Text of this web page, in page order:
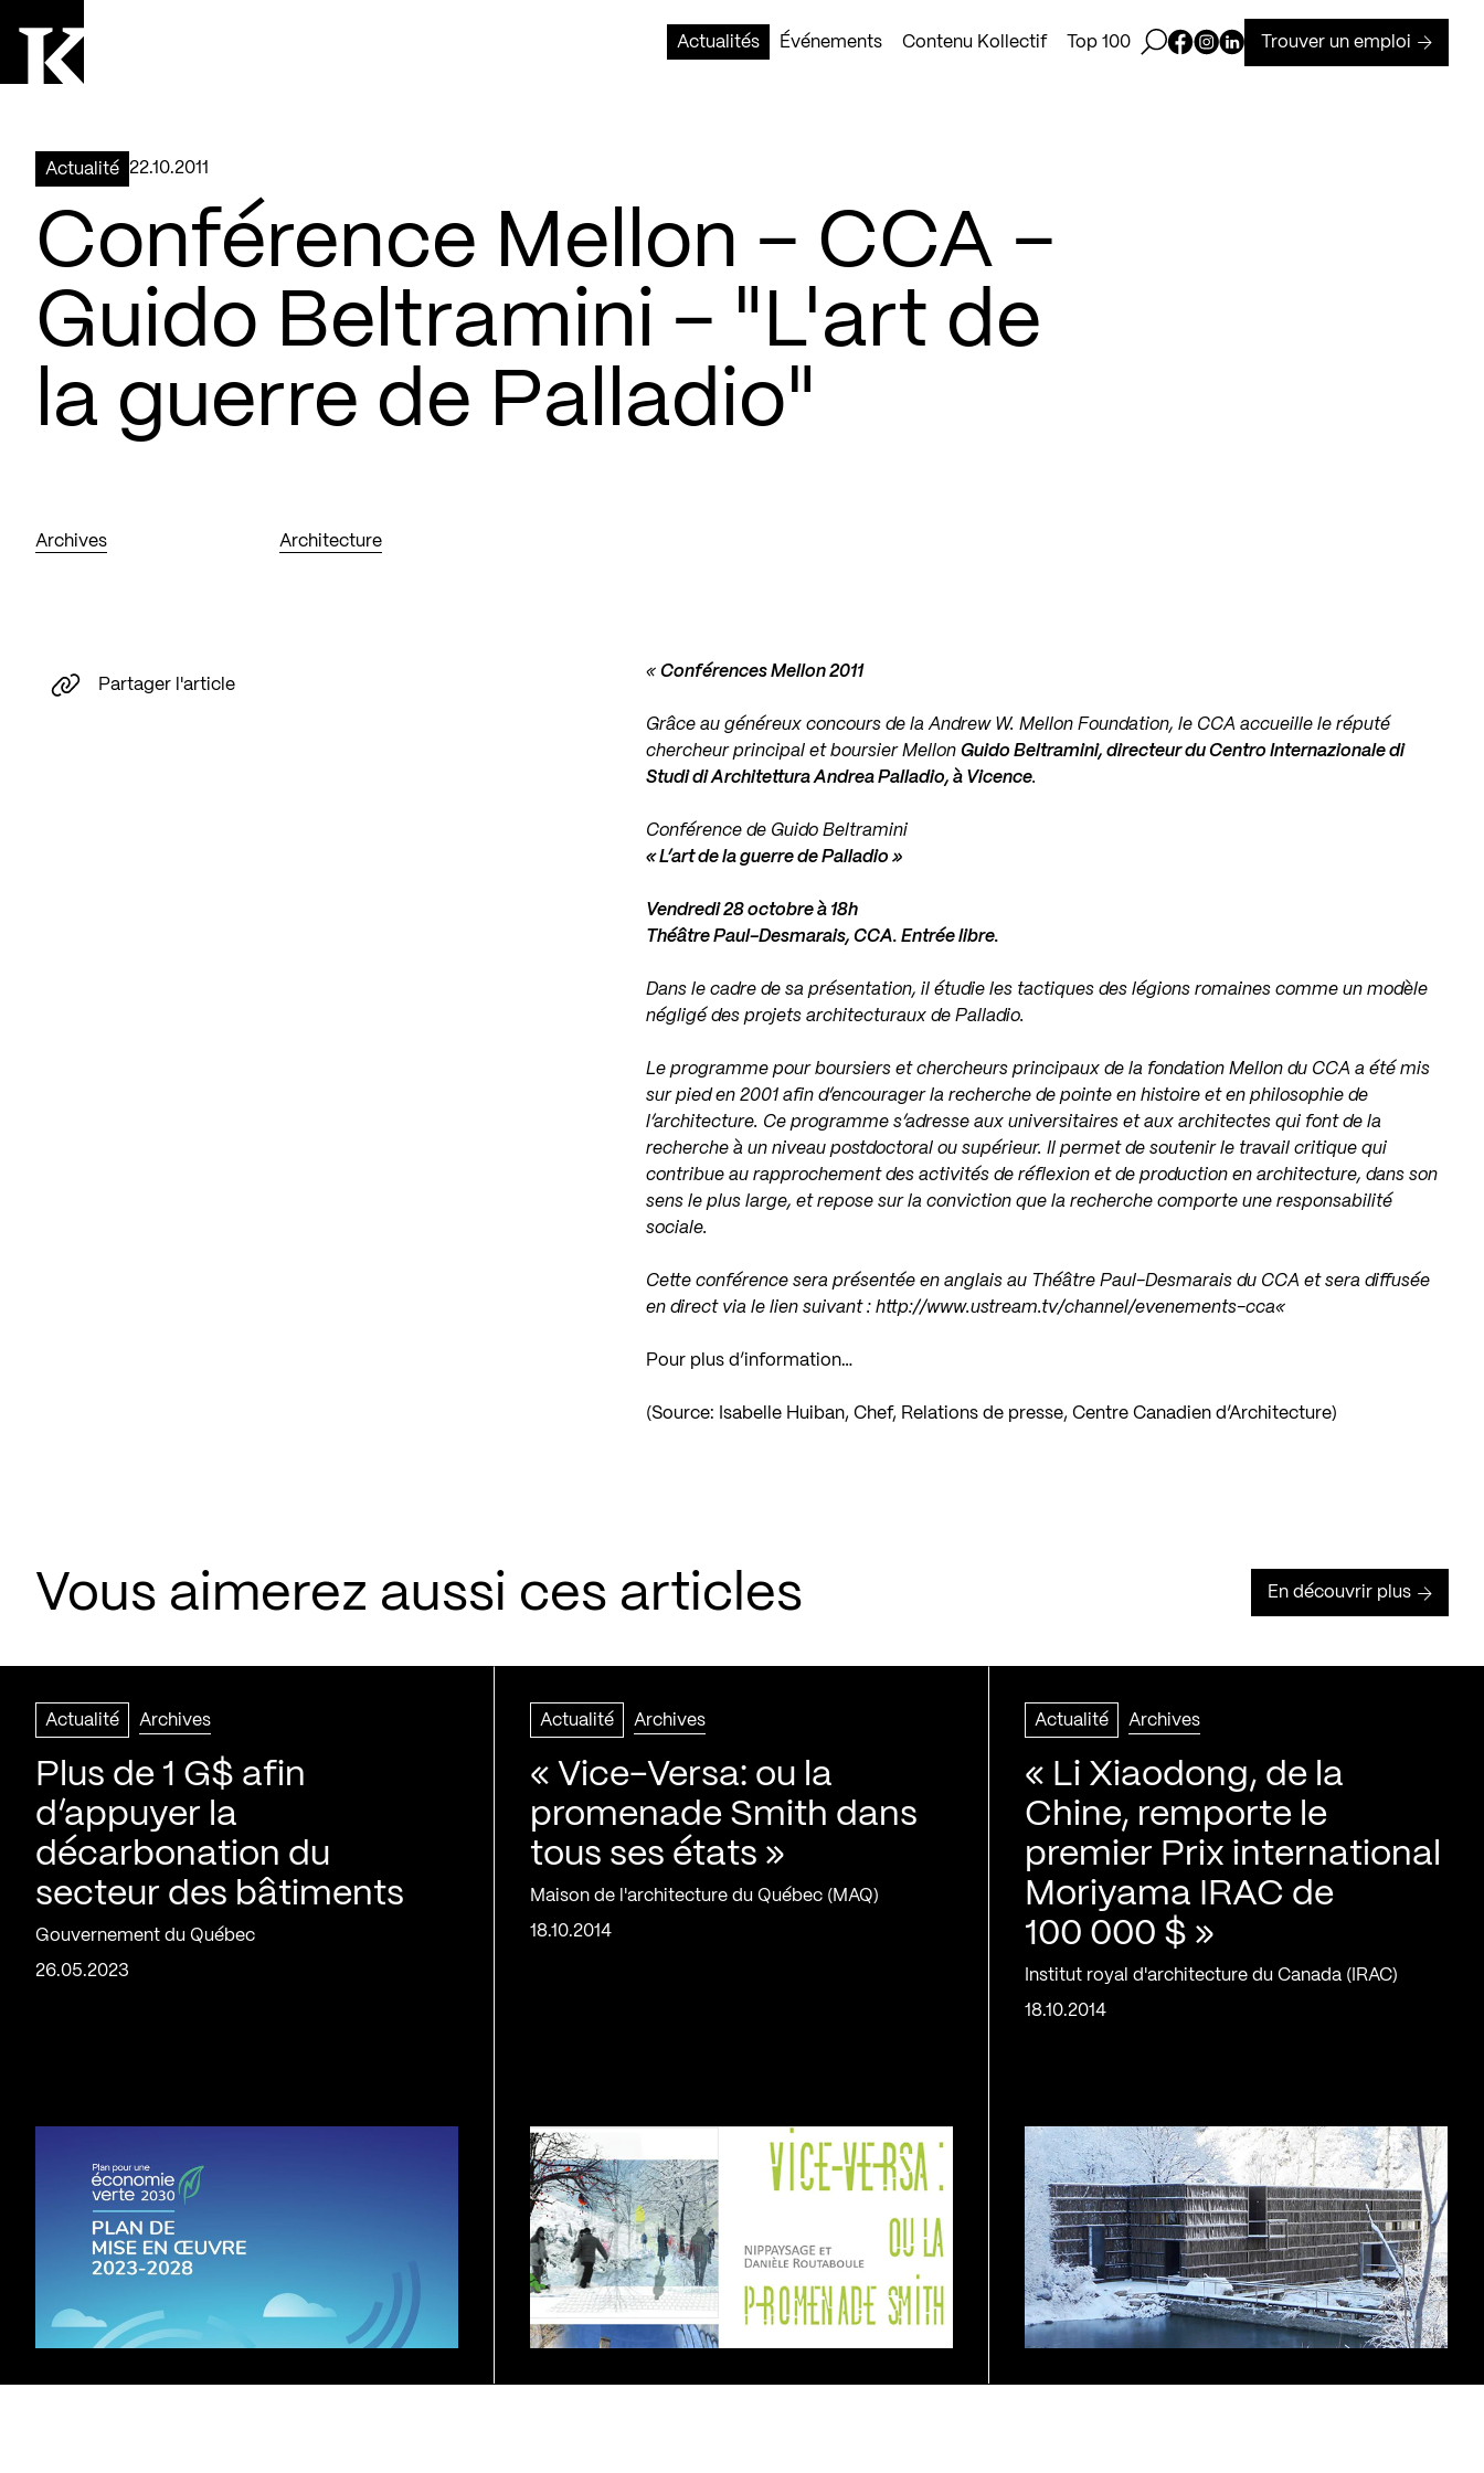
Actualités
Événements Contenu Kollectif Top 100 Ouvrir la barre de recherche
Page Facebook de Kollectif
Page Instagram de Kollectif
Page Linkedin de Kollectif
Trouver un emploi
Actualité 22.10.2011
Conférence Mellon – CCA –
Guido Beltramini – "L'art de
la guerre de Palladio"
Archives Architecture
«Conférences Mellon 2011
Grâce au généreux concours de la Andrew W. Mellon Foundation, le CCA accueille le réputé
chercheur principal et boursier MellonGuido Beltramini, directeur du Centro Internazionale di
Studi di Architettura Andrea Palladio, à Vicence.
Conférence de Guido Beltramini
« L’art de la guerre de Palladio »
Vendredi 28 octobre à 18h
Théâtre Paul-Desmarais, CCA. Entrée libre.
Dans le cadre de sa présentation, il étudie les tactiques des légions romaines comme un modèle
négligé des projets architecturaux de Palladio.
Le programme pour boursiers et chercheurs principaux de la fondation Mellon du CCA a été mis
sur pied en 2001 afin d’encourager la recherche de pointe en histoire et en philosophie de
l’architecture. Ce programme s’adresse aux universitaires et aux architectes qui font de la
recherche à un niveau postdoctoral ou supérieur. Il permet de soutenir le travail critique qui
contribue au rapprochement des activités de réflexion et de production en architecture, dans son
sens le plus large, et repose sur la conviction que la recherche comporte une responsabilité
sociale.
Cette conférence sera présentée en anglais au Théâtre Paul-Desmarais du CCA et sera diffusée
en direct via le lien suivant :http://www.ustream.tv/channel/evenements-cca«
Pour plus d’information…
(Source: Isabelle Huiban, Chef, Relations de presse, Centre Canadien d’Architecture)
Partager l'article
Vous aimerez aussi ces articles En découvrir plus
Actualité Archives
Plus de 1 G$ afin
d’appuyer la
décarbonation du
secteur des bâtiments
Gouvernement du Québec
26.05.2023
Actualité Archives
« Vice-Versa: ou la
promenade Smith dans
tous ses états »
Maison de l'architecture du Québec (MAQ)
18.10.2014
Actualité Archives
« Li Xiaodong, de la
Chine, remporte le
premier Prix international
Moriyama IRAC de
100 000 $ »
Institut royal d'architecture du Canada (IRAC)
18.10.2014